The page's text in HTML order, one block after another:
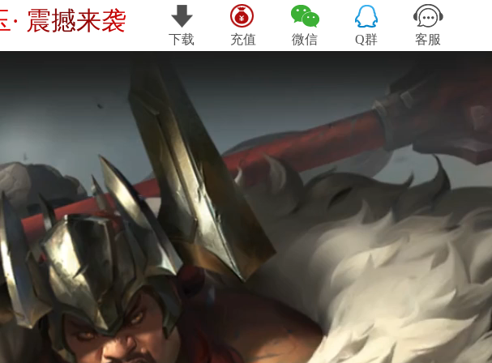
· 震撼来袭
下载 充值 微信 Q群 客服